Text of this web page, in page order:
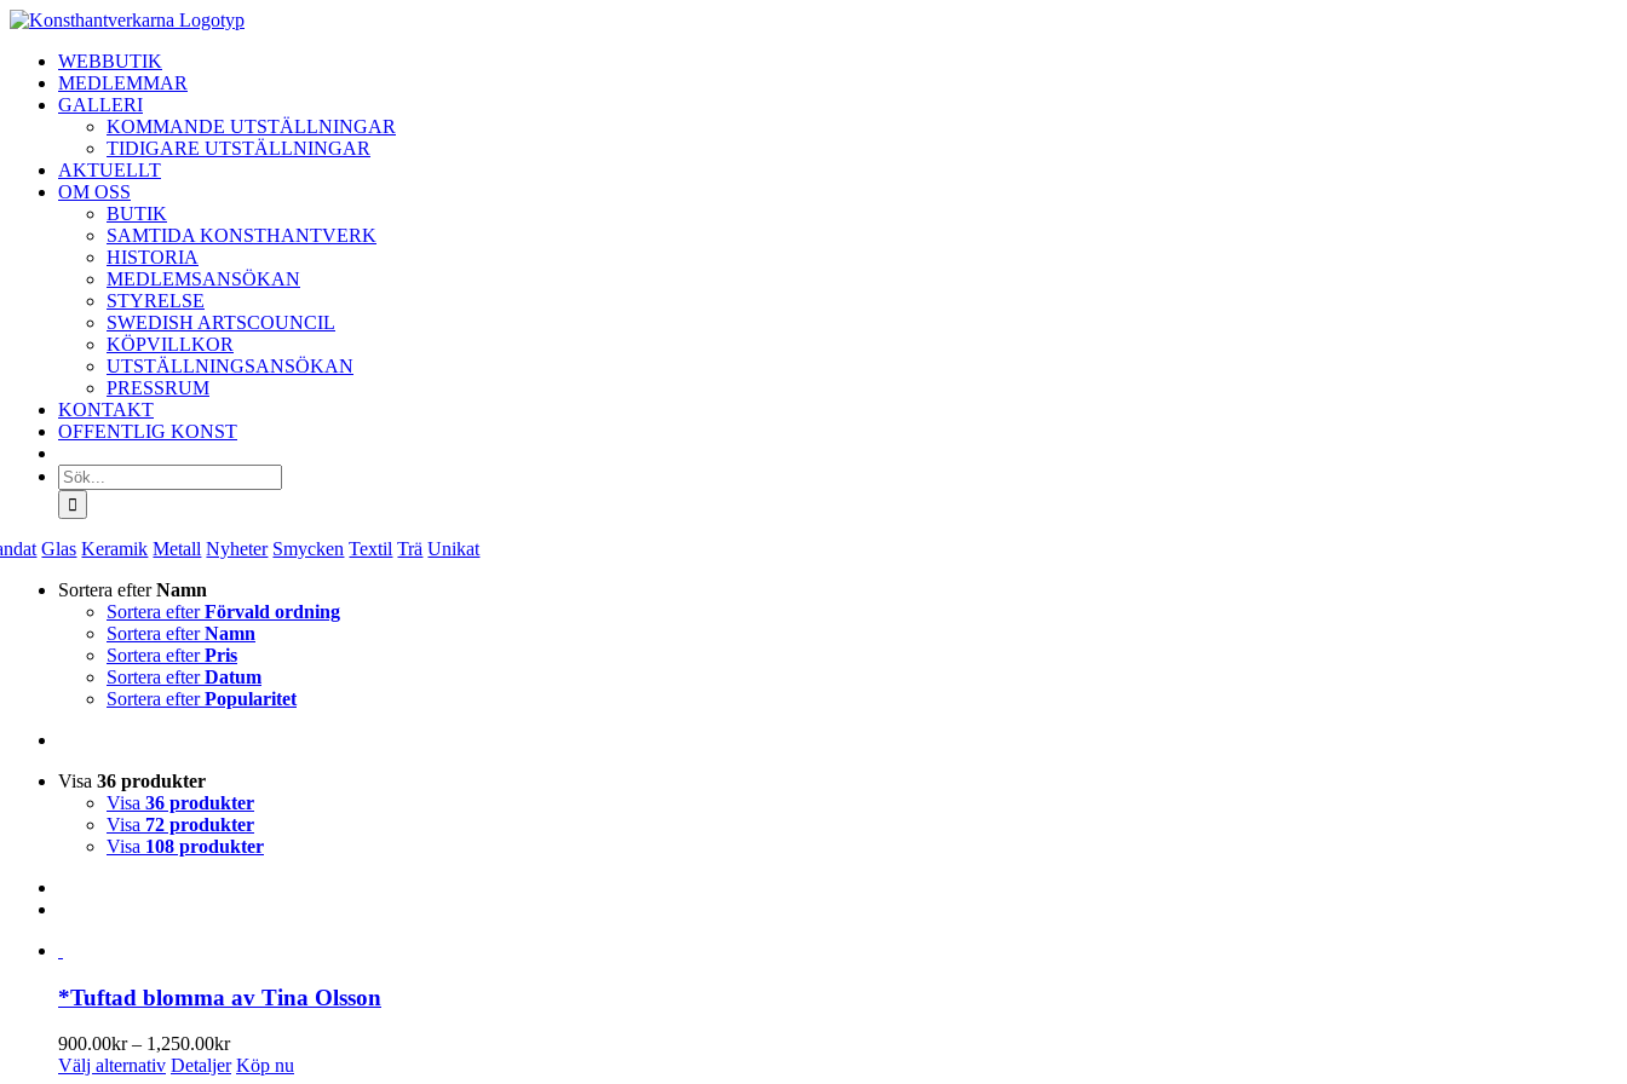
Fortsätt
innehålletWEBBUTIK
MEDLEMMAR
GALLERI
KOMMANDE UTSTÄLLNINGAR
TIDIGARE UTSTÄLLNINGAR
AKTUELLT
OM OSS
BUTIK
SAMTIDA KONSTHANTVERK
HISTORIA
MEDLEMSANSÖKAN
STYRELSE
SWEDISH ARTSCOUNCIL
KÖPVILLKOR
UTSTÄLLNINGSANSÖKAN
PRESSRUM
KONTAKT
OFFENTLIG KONST
Sök
efter:
Glas Keramik Metall Nyheter Smycken Textil Trä Unikat
Sortera efterNamn
Sortera efterFörvald ordning
Sortera efterNamn
Sortera efterPris
Sortera efterDatum
Sortera efterPopularitet
Visa 36 produkter
Visa 36 produkter
Visa 72 produkter
Visa 108 produkter
*Tuftad blomma av Tina Olsson
900.00kr – 1,250.00krPrisintervall:
900.00kr
Välj alternativ Den
Detaljer Köp nu